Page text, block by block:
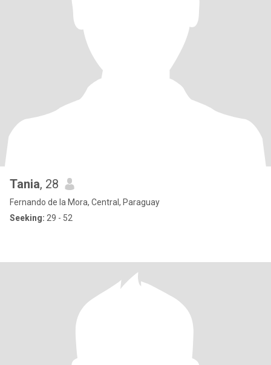
Tania, 28
Fernando de la Mora, Central, Paraguay
Seeking: 29 - 52